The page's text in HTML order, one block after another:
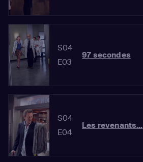
S04
E03
97 secondes
S04
E04
Les revenants...